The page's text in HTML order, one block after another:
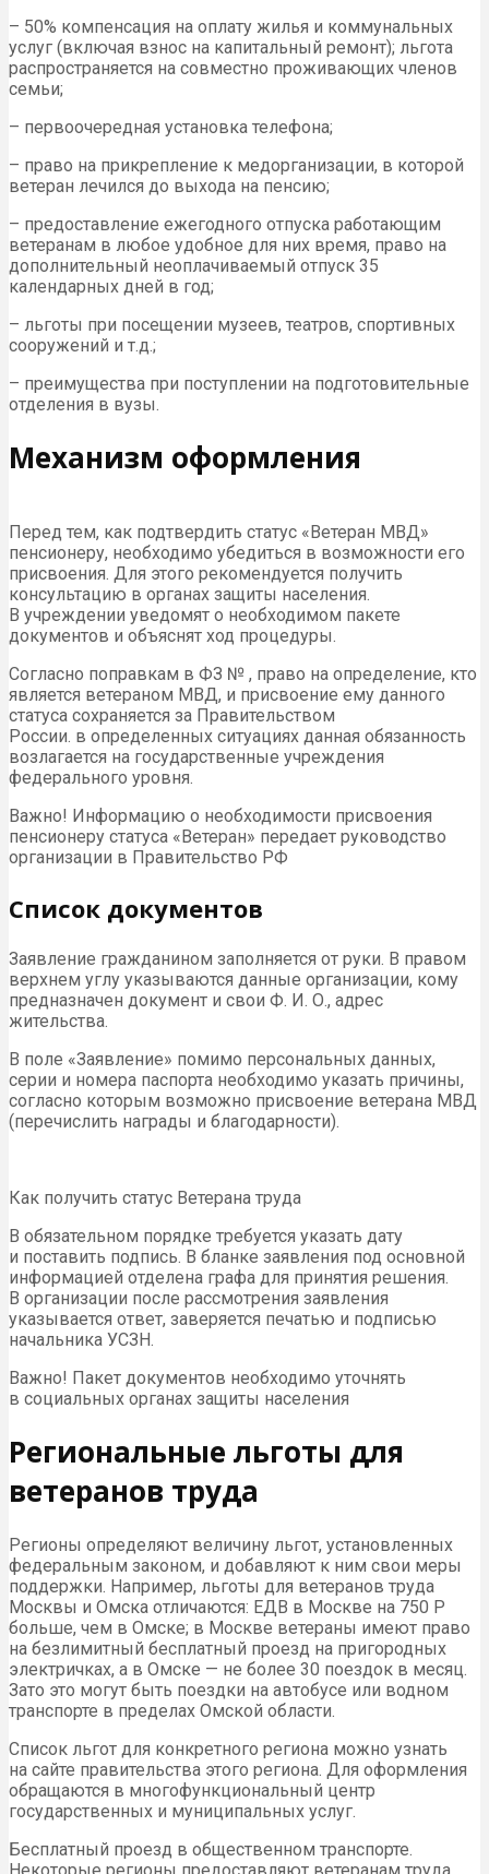
– 50% компенсация на оплату жилья и коммунальных
услуг (включая взнос на капитальный ремонт); льгота
распространяется на совместно проживающих членов
семьи;
– первоочередная установка телефона;
– право на прикрепление к медорганизации, в которой
ветеран лечился до выхода на пенсию;
– предоставление ежегодного отпуска работающим
ветеранам в любое удобное для них время, право на
дополнительный неоплачиваемый отпуск 35
календарных дней в год;
– льготы при посещении музеев, театров, спортивных
сооружений и т.д.;
– преимущества при поступлении на подготовительные
отделения в вузы.
Механизм оформления
Перед тем, как подтвердить статус «Ветеран МВД»
пенсионеру, необходимо убедиться в возможности его
присвоения. Для этого рекомендуется получить
консультацию в органах защиты населения.
В учреждении уведомят о необходимом пакете
документов и объяснят ход процедуры.
Согласно поправкам в ФЗ № , право на определение, кто
является ветераном МВД, и присвоение ему данного
статуса сохраняется за Правительством
России. в определенных ситуациях данная обязанность
возлагается на государственные учреждения
федерального уровня.
Важно! Информацию о необходимости присвоения
пенсионеру статуса «Ветеран» передает руководство
организации в Правительство РФ
Список документов
Заявление гражданином заполняется от руки. В правом
верхнем углу указываются данные организации, кому
предназначен документ и свои Ф. И. О., адрес
жительства.
В поле «Заявление» помимо персональных данных,
серии и номера паспорта необходимо указать причины,
согласно которым возможно присвоение ветерана МВД
(перечислить награды и благодарности).
Как получить статус Ветерана труда
В обязательном порядке требуется указать дату
и поставить подпись. В бланке заявления под основной
информацией отделена графа для принятия решения.
В организации после рассмотрения заявления
указывается ответ, заверяется печатью и подписью
начальника УСЗН.
Важно! Пакет документов необходимо уточнять
в социальных органах защиты населения
Региональные льготы для
ветеранов труда
Регионы определяют величину льгот, установленных
федеральным законом, и добавляют к ним свои меры
поддержки. Например, льготы для ветеранов труда
Москвы и Омска отличаются: ЕДВ в Москве на 750 Р
больше, чем в Омске; в Москве ветераны имеют право
на безлимитный бесплатный проезд на пригородных
электричках, а в Омске — не более 30 поездок в месяц.
Зато это могут быть поездки на автобусе или водном
транспорте в пределах Омской области.
Список льгот для конкретного региона можно узнать
на сайте правительства этого региона. Для оформления
обращаются в многофункциональный центр
государственных и муниципальных услуг.
Бесплатный проезд в общественном транспорте.